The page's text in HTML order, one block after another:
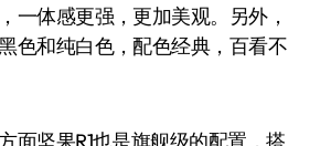
一体感更强，更加美观。另外，
色和纯白色，配色经典，百看不